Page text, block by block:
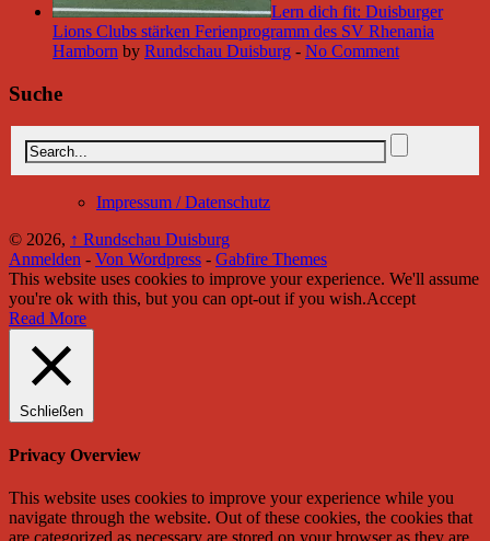
Lern dich fit: Duisburger
Lions Clubs stärken Ferienprogramm des SV Rhenania
Hamborn by Rundschau Duisburg - No Comment
Suche
Impressum / Datenschutz
© 2026, ↑ Rundschau Duisburg
Anmelden - Von Wordpress - Gabfire Themes
This website uses cookies to improve your experience. We'll assume
you're ok with this, but you can opt-out if you wish.Accept
Read More
Schließen
Privacy Overview
This website uses cookies to improve your experience while you
navigate through the website. Out of these cookies, the cookies that